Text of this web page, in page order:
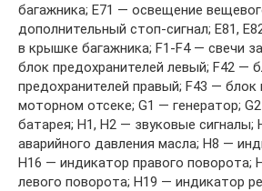
багажника; Е71 — освещение
дополнительный стоп-сигнал; Е81,
в крышке багажника; F1-F4 — свечи
блок предохранителей левый; F42 —
предохранителей правый; F43 — блок
моторном отсеке; G1 — генератор;
батарея; Н1, Н2 — звуковые сигналы;
аварийного давления масла; Н8 —
Н16 — индикатор правого поворота;
левого поворота; Н19 — индикатор